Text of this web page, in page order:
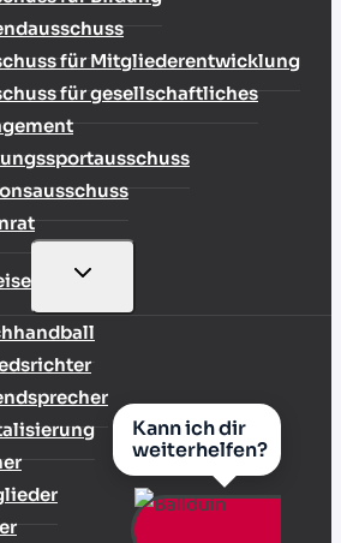
Kann ich dir
weiterhelfen?
für Mitgliederentwicklung
für gesellschaftliches
UNTERMENÜ